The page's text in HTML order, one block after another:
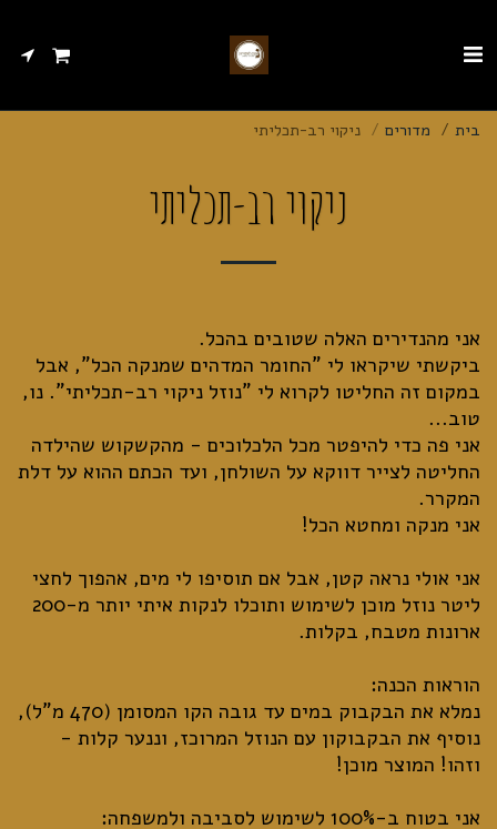
בית מדורים ניקוי רב-תכליתי
ניקוי רב-תכליתי
ביקשתי שיקראו לי "החומר המדהים שמנקה הכל", אבל
במקום זה החליטו לקרוא לי "נוזל ניקוי רב-תכליתי". נו,
אני פה כדי להיפטר מכל הלכלוכים - מהקשקוש שהילדה
החליטה לצייר דווקא על השולחן, ועד הכתם ההוא על דלת
אני אולי נראה קטן, אבל אם תוסיפו לי מים, אהפוך לחצי
ליטר נוזל מוכן לשימוש ותוכלו לנקות איתי יותר מ-200
נמלא את הבקבוק במים עד גובה הקו המסומן (470 מ"ל),
נוסיף את הבקבוקון עם הנוזל המרוכז, וננער קלות -